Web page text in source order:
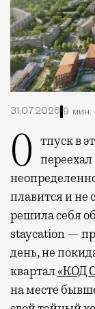
31.07.2026 9 мин.
Отпуск в этом году у меня кочует: сначала переехал
плавится и не
решила себя
staycation —
день, не
квартал«КОД
на месте